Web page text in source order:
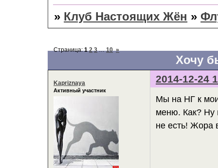
» Клуб Настоящих Жён »
Хочу
Страница:1 2 3 … 10 »
2014-12-24
Kapriznaya
Активный участник
Мы на НГ к
меню. Как? Ну
не есть! Жора